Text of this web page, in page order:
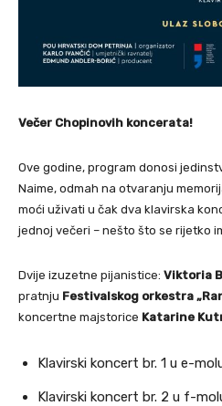
Večer Chopinovih koncerata!
Ove godine, program donosi
Naime, odmah na otvaranju
moći uživati u čak dva klavirska
jednoj večeri – nešto što se rijetko
Dvije izuzetne pijanistice: Viktoria
pratnju Festivalskog orkestra
koncertne majstorice Katarine
Klavirski koncert br. 1 u e-
Klavirski koncert br. 2 u f-